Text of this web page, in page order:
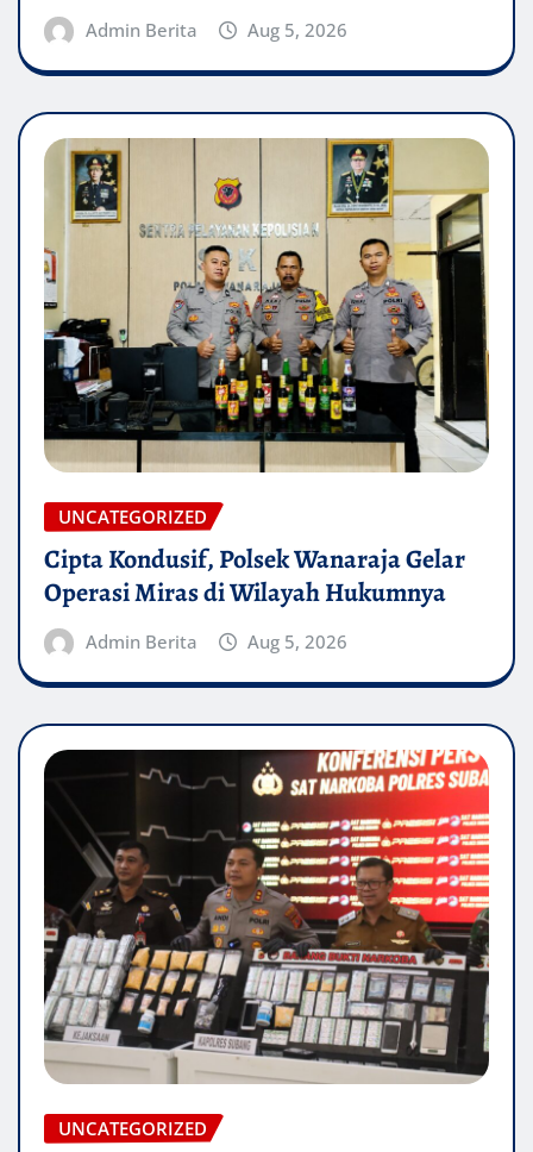
Admin Berita Aug 5, 2026
UNCATEGORIZED
Cipta Kondusif, Polsek Wanaraja Gelar
Operasi Miras di Wilayah Hukumnya
Admin Berita Aug 5, 2026
UNCATEGORIZED